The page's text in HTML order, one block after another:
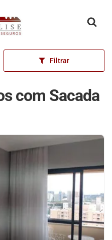
inicial
Filtrar
com Sacada